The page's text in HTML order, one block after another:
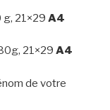
g, 21×29 A4
21×29 A4
de votre